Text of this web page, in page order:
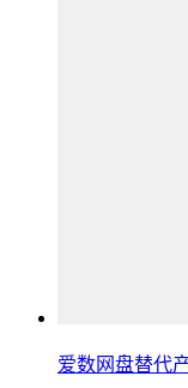
爱数网盘替代